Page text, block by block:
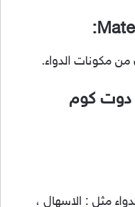
مكونات الدواء.
دوت كوم
مثل : الاسهال ،